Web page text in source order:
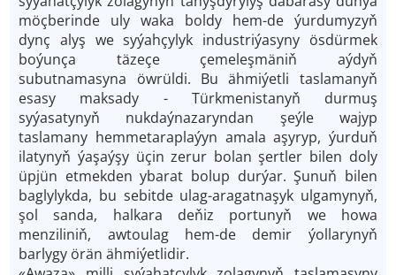
möçberinde uly waka boldy hem-de ýurdumyzyň
dynç alyş we syýahçylyk industriýasyny ösdürmek
boýunça täzeçe çemeleşmäniň aýdyň
subutnamasyna öwrüldi. Bu ähmiýetli taslamanyň
esasy maksady - Türkmenistanyň durmuş
syýasatynyň nukdaýnazaryndan şeýle wajyp
taslamany hemmetaraplaýyn amala aşyryp, ýurduň
ilatynyň ýaşaýşy üçin zerur bolan şertler bilen doly
üpjün etmekden ybarat bolup durýar. Şunuň bilen
baglylykda, bu sebitde ulag-aragatnaşyk ulgamynyň,
şol sanda, halkara deňiz portunyň we howa
menziliniň, awtoulag hem-de demir ýollarynyň
barlygy örän ähmiýetlidir.